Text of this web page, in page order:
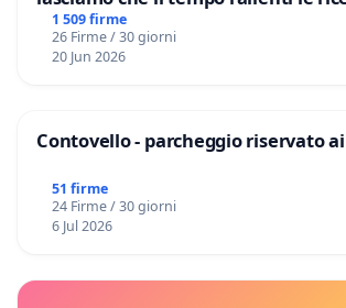
Domenico Racanati
1 509 firme
26 Firme / 30 giorni
20 Jun 2026
Contovello - parcheggio riservato
51 firme
24 Firme / 30 giorni
6 Jul 2026